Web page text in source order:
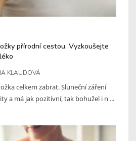
přírodní cestou. Vyzkoušejte
KLAUDOVÁ
celkem zabrat. Sluneční záření
a má jak pozitivní, tak bohužel i n ...